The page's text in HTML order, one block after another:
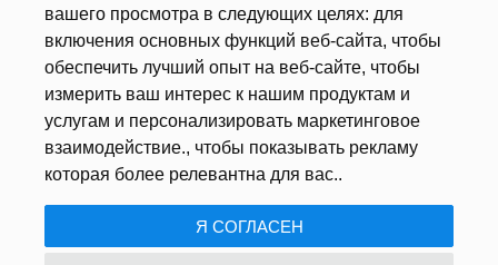
вашего просмотра в следующих целях: для
включения основных функций веб-сайта, чтобы
обеспечить лучший опыт на веб-сайте, чтобы
измерить ваш интерес к нашим продуктам и
услугам и персонализировать маркетинговое
взаимодействие., чтобы показывать рекламу
которая более релевантна для вас..
Я СОГЛАСЕН
Анкета
Калькулятор дат
Документы
ПОЛИТИКА КОНФИДЕНЦИАЛЬНОСТИ/USTAWIENIA COOKIE